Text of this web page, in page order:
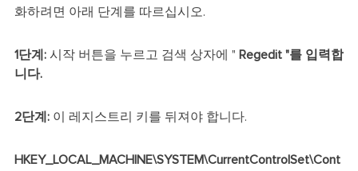
화하려면 아래 단계를 따르십시오.
1단계:시작 버튼을 누르고 검색 상자에 " Regedit "를 입력합
니다.
2단계:이 레지스트리 키를 뒤져야 합니다.
HKEY_LOCAL_MACHINE\SYSTEM\CurrentControlSet\Cont